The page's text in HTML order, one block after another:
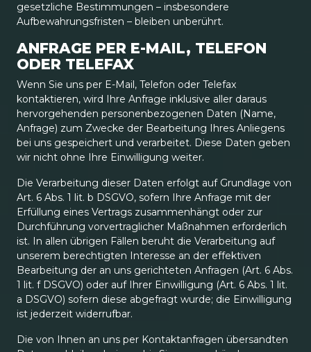
gesetzliche Bestimmungen – insbesondere
Aufbewahrungsfristen – bleiben unberührt.
ANFRAGE PER E-MAIL, TELEFON
ODER TELEFAX
Wenn Sie uns per E-Mail, Telefon oder Telefax
kontaktieren, wird Ihre Anfrage inklusive aller daraus
hervorgehenden personenbezogenen Daten (Name,
Anfrage) zum Zwecke der Bearbeitung Ihres Anliegens
bei uns gespeichert und verarbeitet. Diese Daten geben
wir nicht ohne Ihre Einwilligung weiter.
Die Verarbeitung dieser Daten erfolgt auf Grundlage von
Art. 6 Abs. 1 lit. b DSGVO, sofern Ihre Anfrage mit der
Erfüllung eines Vertrags zusammenhängt oder zur
Durchführung vorvertraglicher Maßnahmen erforderlich
ist. In allen übrigen Fällen beruht die Verarbeitung auf
unserem berechtigten Interesse an der effektiven
Bearbeitung der an uns gerichteten Anfragen (Art. 6 Abs.
1 lit. f DSGVO) oder auf Ihrer Einwilligung (Art. 6 Abs. 1 lit.
a DSGVO) sofern diese abgefragt wurde; die Einwilligung
ist jederzeit widerrufbar.
Die von Ihnen an uns per Kontaktanfragen übersandten